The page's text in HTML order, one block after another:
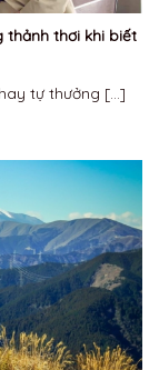
thảnh thơi khi biết
tự thưởng [...]